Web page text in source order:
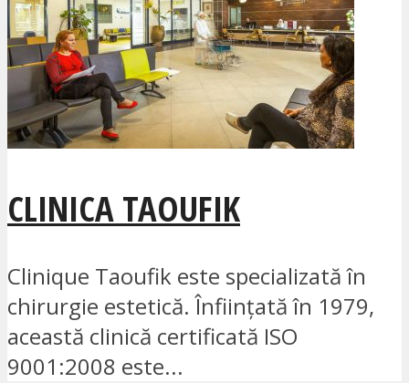
CLINICA TAOUFIK
Clinique Taoufik este specializată în
chirurgie estetică. Înființată în 1979,
această clinică certificată ISO
9001:2008 este...